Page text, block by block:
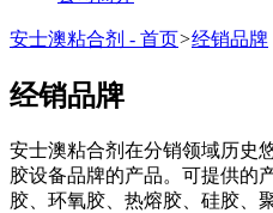
安士澳粘合剂 - 首页>经销品牌
经销品牌
安士澳粘合剂在分销领域历史
胶设备品牌的产品。可提供的
胶、环氧胶、热熔胶、硅胶、